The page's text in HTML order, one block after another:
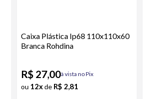
Caixa Plástica Ip68 110x110x60
Branca Rohdina
R$ 27,00à vista no Pix
ou 12xde R$ 2,81